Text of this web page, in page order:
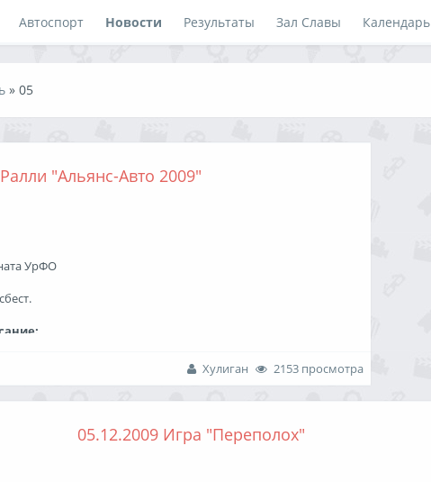
Автоспорт Новости Результаты Зал Славы Календарь
» 05
Ралли "Альянс-Авто 2009"
УрФО
приема заявок на участие
списка заявленных экипажей и стартовых номеров
и финиш ралли, награждение
2153 просмотра
Хулиган
05.12.2009 Игра "Переполох"